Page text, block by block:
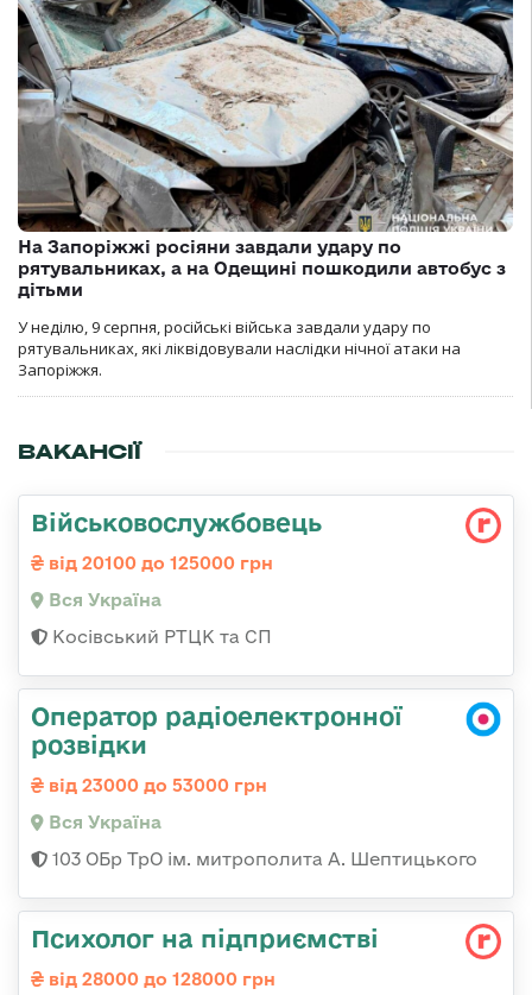
На Запоріжжі росіяни завдали удару по
рятувальниках, а на Одещині пошкодили автобус з
дітьми
У неділю, 9 серпня, російські війська завдали удару по
рятувальниках, які ліквідовували наслідки нічної атаки на
Запоріжжя.
ВАКАНСІЇ
Військовослужбовець
від 20100 до 125000 грн
Вся Україна
Косівський РТЦК та СП
Оператор радіоелектронної
розвідки
від 23000 до 53000 грн
Вся Україна
103 ОБр ТрО ім. митрополита А. Шептицького
Психолог на підприємстві
від 28000 до 128000 грн